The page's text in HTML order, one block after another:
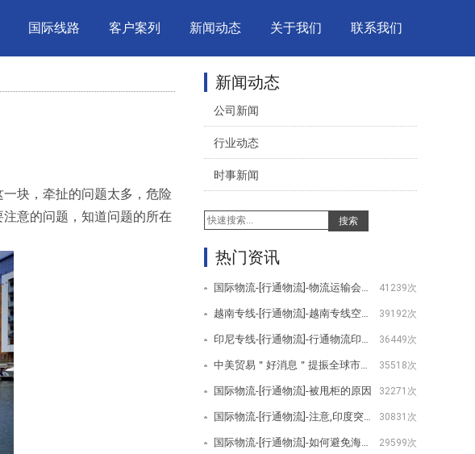
国际线路 客户案列 新闻动态 关于我们 联系我们
一块，牵扯的问题太多，危险
意的问题，知道问题的所在
新闻动态
公司新闻
行业动态
时事新闻
搜索
热门资讯
国际物流-[行通物流]-物流运输会用到哪些设备 41239次
越南专线-[行通物流]-越南专线空运服务项目 39192次
印尼专线-[行通物流]-行通物流印尼专线服务项目 36449次
中美贸易＂好消息＂提振全球市场美取消/降低关税公告-[行通物流] 35518次
国际物流-[行通物流]-被甩柜的原因 32271次
国际物流-[行通物流]-注意,印度突然宣布对350种商品增加进口费用 30831次
国际物流-[行通物流]-如何避免海关查验？ 29599次